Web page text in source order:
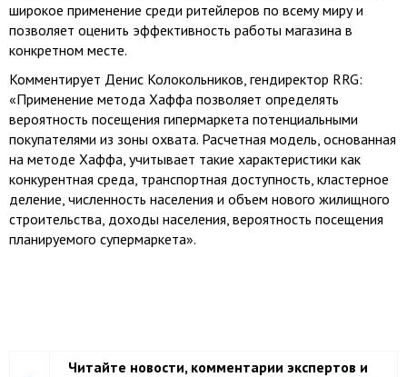
широкое применение среди ритейлеров по всему миру и
позволяет оценить эффективность работы магазина в
конкретном месте.
Комментирует Денис Колокольников, гендиректор RRG:
«Применение метода Хаффа позволяет определять
вероятность посещения гипермаркета потенциальными
покупателями из зоны охвата. Расчетная модель, основанная
на методе Хаффа, учитывает такие характеристики как
конкурентная среда, транспортная доступность, кластерное
деление, численность населения и объем нового жилищного
строительства, доходы населения, вероятность посещения
планируемого супермаркета».
Читайте новости, комментарии экспертов и